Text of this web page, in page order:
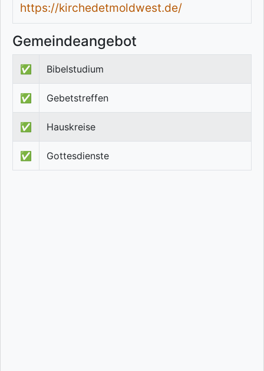
https://kirchedetmoldwest.de/
Gemeindeangebot
✅ Bibelstudium
✅ Gebetstreffen
✅ Hauskreise
✅ Gottesdienste